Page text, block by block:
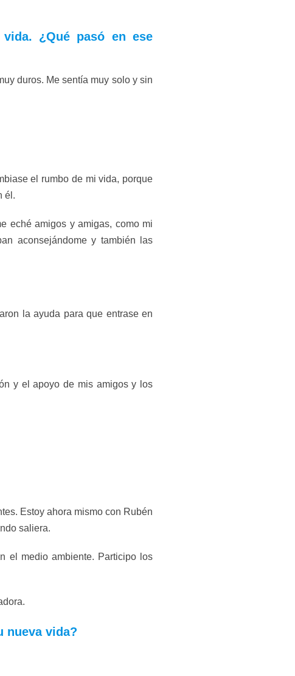
¿Qué pasó en ese
duros. Me sentía muy solo y sin
el rumbo de mi vida, porque
él.
eché amigos y amigas, como mi
aconsejándome y también las
la ayuda para que entrase en
y el apoyo de mis amigos y los
Estoy ahora mismo con Rubén
saliera.
el medio ambiente. Participo los
nueva vida?